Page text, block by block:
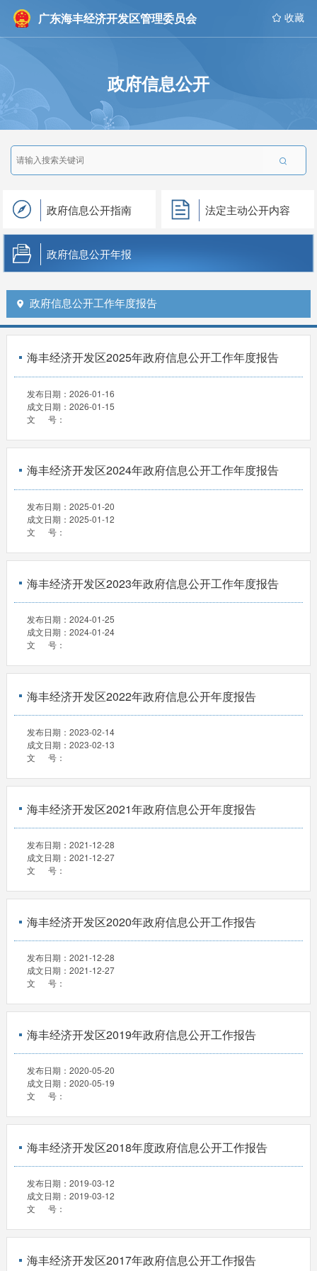
广东海丰经济开发区管理委员会  收藏
政府信息公开

政府信息公开指南 法定主动公开内容
政府信息公开年报
 政府信息公开工作年度报告
海丰经济开发区2025年政府信息公开工作年度报告
发布日期： 2026-01-16
成文日期： 2026-01-15
文 号：
海丰经济开发区2024年政府信息公开工作年度报告
发布日期： 2025-01-20
成文日期： 2025-01-12
文 号：
海丰经济开发区2023年政府信息公开工作年度报告
发布日期： 2024-01-25
成文日期： 2024-01-24
文 号：
海丰经济开发区2022年政府信息公开年度报告
发布日期： 2023-02-14
成文日期： 2023-02-13
文 号：
海丰经济开发区2021年政府信息公开年度报告
发布日期： 2021-12-28
成文日期： 2021-12-27
文 号：
海丰经济开发区2020年政府信息公开工作报告
发布日期： 2021-12-28
成文日期： 2021-12-27
文 号：
海丰经济开发区2019年政府信息公开工作报告
发布日期： 2020-05-20
成文日期： 2020-05-19
文 号：
海丰经济开发区2018年度政府信息公开工作报告
发布日期： 2019-03-12
成文日期： 2019-03-12
文 号：
海丰经济开发区2017年政府信息公开工作报告